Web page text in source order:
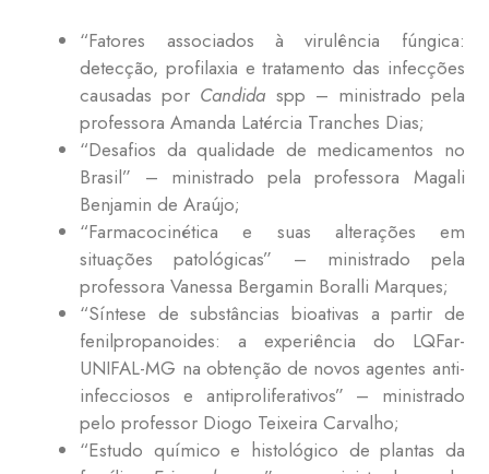
“Fatores associados à virulência fúngica:
detecção, profilaxia e tratamento das infecções
causadas por Candida spp – ministrado pela
professora Amanda Latércia Tranches Dias;
“Desafios da qualidade de medicamentos no
Brasil” – ministrado pela professora Magali
Benjamin de Araújo;
“Farmacocinética e suas alterações em
situações patológicas” – ministrado pela
professora Vanessa Bergamin Boralli Marques;
“Síntese de substâncias bioativas a partir de
fenilpropanoides: a experiência do LQFar-
UNIFAL-MG na obtenção de novos agentes anti-
infecciosos e antiproliferativos” – ministrado
pelo professor Diogo Teixeira Carvalho;
“Estudo químico e histológico de plantas da